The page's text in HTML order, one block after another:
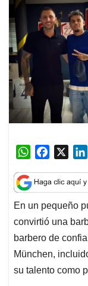
W
a
t
s
A
p
p
c
e
b
o
o
k
En un pequeño
convirtió una
barbero de
München,
su talento como